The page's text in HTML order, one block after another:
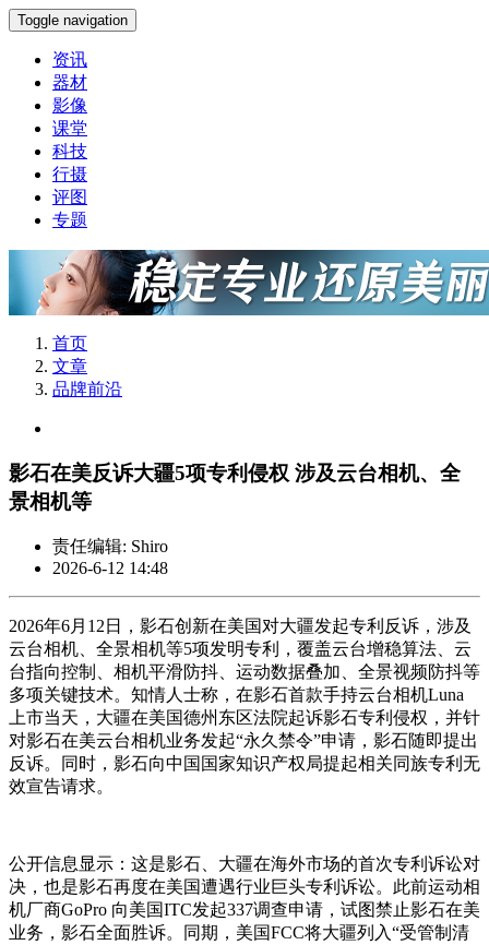
Toggle navigation
资讯
器材
影像
课堂
科技
行摄
评图
专题
首页
文章
品牌前沿
影石在美反诉大疆5项专利侵权 涉及云台相机、全
景相机等
责任编辑: Shiro
2026-6-12 14:48
2026年6月12日，影石创新在美国对大疆发起专利反诉，涉及
云台相机、全景相机等5项发明专利，覆盖云台增稳算法、云
台指向控制、相机平滑防抖、运动数据叠加、全景视频防抖等
多项关键技术。知情人士称，在影石首款手持云台相机Luna
上市当天，大疆在美国德州东区法院起诉影石专利侵权，并针
对影石在美云台相机业务发起“永久禁令”申请，影石随即提出
反诉。同时，影石向中国国家知识产权局提起相关同族专利无
效宣告请求。
公开信息显示：这是影石、大疆在海外市场的首次专利诉讼对
决，也是影石再度在美国遭遇行业巨头专利诉讼。此前运动相
机厂商GoPro 向美国ITC发起337调查申请，试图禁止影石在美
业务，影石全面胜诉。同期，美国FCC将大疆列入“受管制清